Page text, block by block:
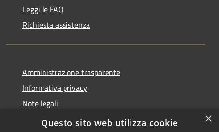
Leggi le FAQ
Richiesta assistenza
Amministrazione trasparente
Informativa privacy
Note legali
Dichiarazione di accessibilità
×
Questo sito web utilizza cookie